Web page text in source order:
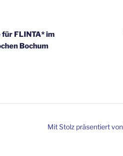
FLINTA* im
Bochum
Mit Stolz präsentiert